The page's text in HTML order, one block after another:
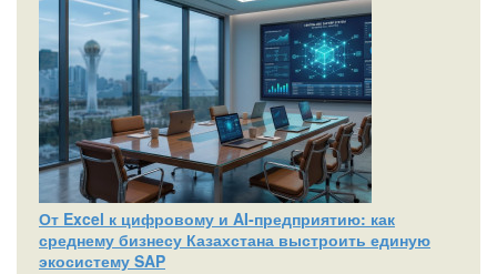
От Excel к цифровому и AI‑предприятию: как
среднему бизнесу Казахстана выстроить единую
экосистему SAP